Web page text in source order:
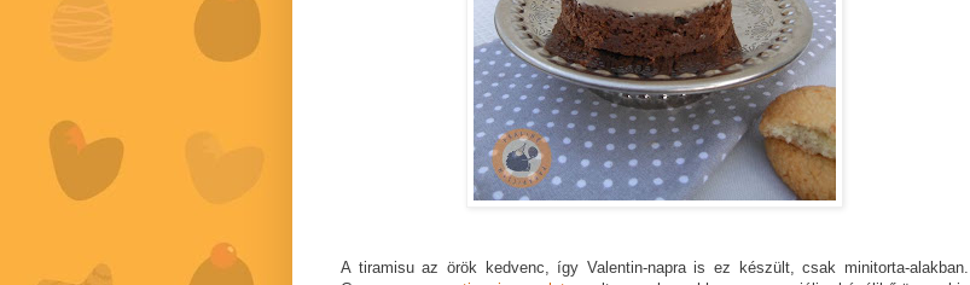
A tiramisu az örök kedvenc, így Valentin-napra is ez készült, csak minitorta-alakban.